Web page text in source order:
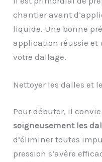
chantier avant
liquide. Une bonne
application réussie et
votre dallage.
Nettoyer les dalles et
Pour débuter, il
soigneusement les
d’éliminer toutes
pression s’avère